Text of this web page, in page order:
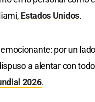
Estados Unidos.
por un
a alentar con
2026.